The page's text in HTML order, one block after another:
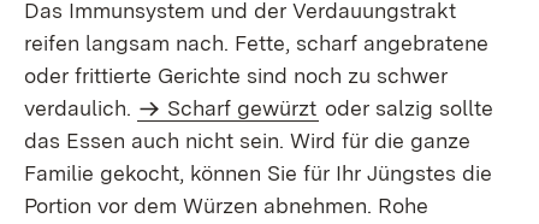
Das Immunsystem und der Verdauungstrakt
reifen langsam nach. Fette, scharf angebratene
oder frittierte Gerichte sind noch zu schwer
verdaulich.
Scharf gewürzt oder salzig sollte
das Essen auch nicht sein. Wird für die ganze
Familie gekocht, können Sie für Ihr Jüngstes die
Portion vor dem Würzen abnehmen. Rohe